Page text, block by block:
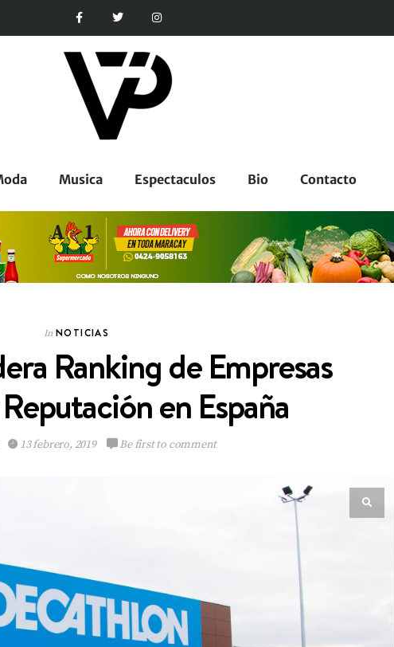
Musica Espectaculos Bio Contacto
In NOTICIAS
Ranking de Empresas
en España
13 febrero, 2019 Be first to comment
CORPORATIVOS
Portafolio de bebidas
VIEW POST